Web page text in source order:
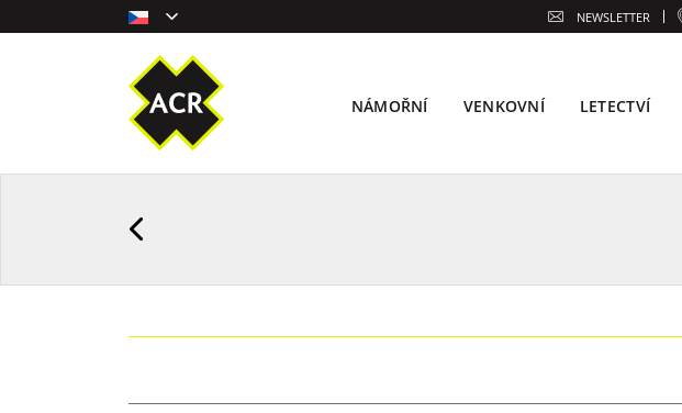
NÁMOŘNÍ VENKOVNÍ LETECTVÍ
NEWSLETTER